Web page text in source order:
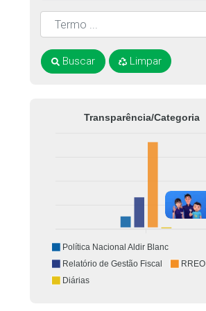
Buscar Limpar
Transparência/Categoria
Política Nacional Aldir Blanc
Relatório de Gestão Fiscal
RREO
Diárias